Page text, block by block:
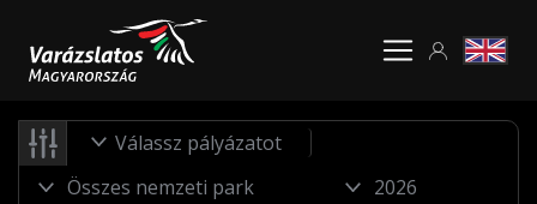
Válassz pályázatot